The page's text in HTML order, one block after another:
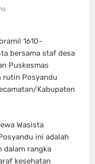
1610-
bersama staf desa
Puskesmas
rutin Posyandu
Kabupaten
Wasista
ini adalah
dalam rangka
kesehatan